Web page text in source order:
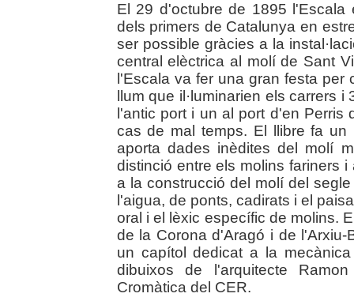
El 29 d'octubre de 1895
dels primers de Catalunya en
ser possible gràcies a la
central elèctrica al molí de Sant
l'Escala va fer una gran festa per
llum que il·luminarien els carrers
l'antic port i un al port d'en
cas de mal temps. El llibre fa
aporta dades inèdites del molí
distinció entre els molins fariners
a la construcció del molí del
l'aigua, de ponts, cadirats i el
oral i el lèxic específic de molins.
de la Corona d'Aragó i de
un capítol dedicat a la
dibuixos de l'arquitecte
Cromàtica del CER.